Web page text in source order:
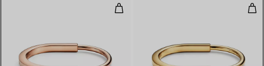
Armreif in Roségold mit